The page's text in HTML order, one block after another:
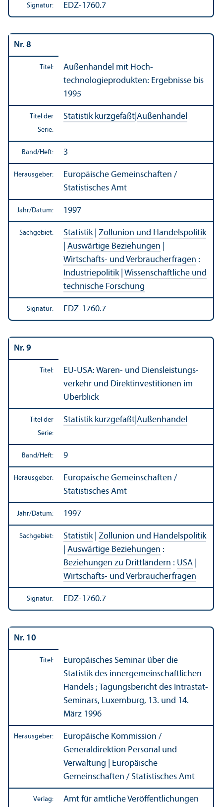
Signatur: EDZ-1760.7
Nr. 8
Titel:
Außen­handel mit Hoch­
technologieprodukten: Ergebnisse bis
1995
Titel der
Serie:
Statistik kurzgefaßt Außen­handel
Band/Heft: 3
Herausgeber:
Europäische Gemeinschaften /
Statistisches Amt
Jahr/Datum: 1997
Sachgebiet: Statistik| Zollunion und Handels­politik
Auswärtige Beziehungen
Wirtschafts- und Verbraucherfragen :
Industriepolitik| Wissenschaft­liche und
technische Forschung
Signatur: EDZ-1760.7
Nr. 9
Titel:
EU-USA: Waren- und Diensleistungs­
verkehr und Direktinvestitionen im
Über­blick
Titel der
Serie:
Statistik kurzgefaßt Außen­handel
Band/Heft: 9
Herausgeber:
Europäische Gemeinschaften /
Statistisches Amt
Jahr/Datum: 1997
Sachgebiet: Statistik| Zollunion und Handels­politik
Auswärtige Beziehungen :
Beziehungen zu Drittländern : USA
Wirtschafts- und Verbraucherfragen
Signatur: EDZ-1760.7
Nr. 10
Titel:
Europäisches Seminar über die
Statistik des innergemeinschaft­lichen
Handels ; Tagungs­bericht des Intrastat-
Seminars, Luxemburg, 13. und 14.
März 1996
Herausgeber:
Europäische Kommission /
Generaldirektion Personal und
Verwaltung | Europäische
Gemeinschaften / Statistisches Amt
Verlag: Amt für amtliche Veröffentlichungen